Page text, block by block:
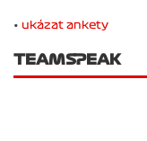
• ukázat ankety
TEAMSPEAK